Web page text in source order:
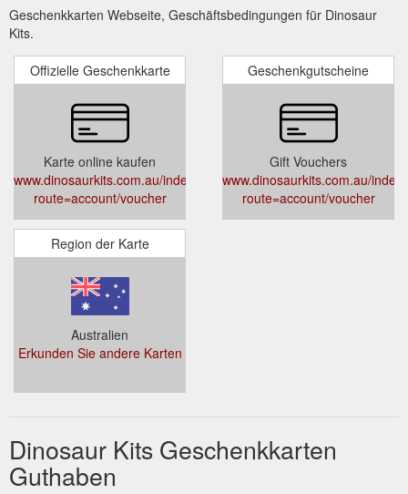
Geschenkkarten Webseite, Geschäftsbedingungen für Dinosaur
Kits.
Offizielle Geschenkkarte
Karte online kaufen
www.dinosaurkits.com.au/index.php?
route=account/voucher
Geschenkgutscheine
Gift Vouchers
www.dinosaurkits.com.au/
route=account/voucher
Region der Karte
Australien
Erkunden Sie andere Karten
Dinosaur Kits Geschenkkarten
Guthaben